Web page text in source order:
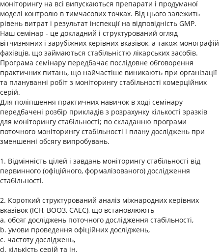
моніторингу на всі випускаються препарати і продуманої
моделі контролю в тимчасових точках. Від цього залежить
рівень витрат і результат інспекції на відповідність GMP.
Наш семінар - це докладний і структурований огляд
вітчизняних і зарубіжних керівних вказівок, а також монографій
фахівців, що займаються стабільністю лікарських засобів.
Програма семінару передбачає послідовне обговорення
практичних питань, що найчастіше виникають при організації
та плануванні робіт з моніторингу стабільності комерційних
серій.
Для поліпшення практичних навичок в ході семінару
передбачені розбір прикладів з розрахунку кількості зразків
для моніторингу стабільності; по складанню програми
поточного моніторингу стабільності і плану досліджень при
зменшенні обсягу випробувань.
1. Відмінність цілей і завдань моніторингу стабільності від
первинного (офіційного, формалізованого) дослідження
стабільності.
2. Короткий структурований аналіз міжнародних керівних
вказівок (ICH, ВООЗ, ЄАЕС), що встановлюють
a. обсяг досліджень поточного дослідження стабільності,
b. умови проведення офіційних досліджень,
c. частоту досліджень,
d. кількість серій та ін.